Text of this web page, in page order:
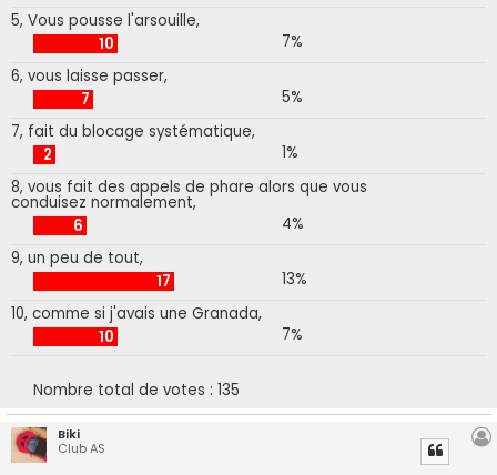
5, Vous pousse l'arsouille,
10
7%
6, vous laisse passer,
7
5%
7, fait du blocage systématique,
2
1%
8, vous fait des appels de phare alors que vous
conduisez normalement,
6
4%
9, un peu de tout,
17
13%
10, comme si j'avais une Granada,
10
7%
Nombre total de votes : 135
Biki
Club AS